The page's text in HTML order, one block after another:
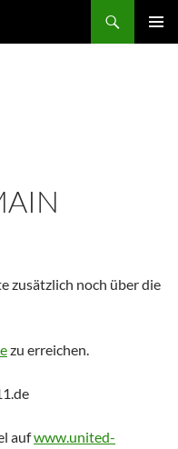
zusätzlich noch über die
zu erreichen.
aufwww.united-